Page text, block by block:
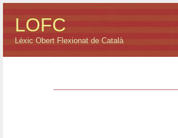
LOFC
Lèxic Obert Flexionat de Català